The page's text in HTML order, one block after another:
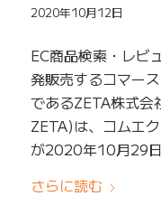
2020年10月12日
EC商品検索・レビ
発販売するコマー
であるZETA株式会
ZETA)は、コムエ
が2020年10月29
さらに読む